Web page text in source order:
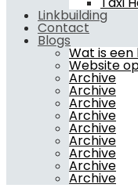
Linkbuilding
Contact
Blogs
Wat is een
Website
Archive
Archive
Archive
Archive
Archive
Archive
Archive
Archive
Archive